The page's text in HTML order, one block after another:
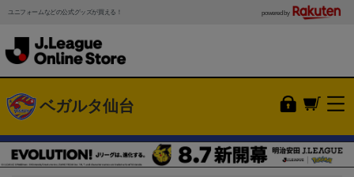
ユニフォームなどの公式グッズが買える！ powered by
ベガルタ仙台